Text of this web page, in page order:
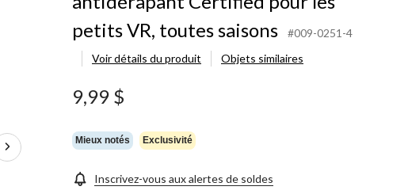
VR,
saisons
petits VR, toutes saisons
#009-0251-4
Voir détails du produit
Objets similaires
9,99 $
Mieux notés Exclusivité
Inscrivez-vous aux alertes de soldes